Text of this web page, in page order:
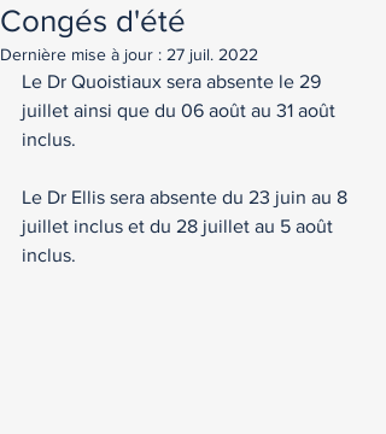
Congés d'été
Dernière mise à jour : 27 juil. 2022
Le Dr Quoistiaux sera absente le 29
juillet ainsi que du 06 août au 31 août
inclus.
Le Dr Ellis sera absente du 23 juin au 8
juillet inclus et du 28 juillet au 5 août
inclus.